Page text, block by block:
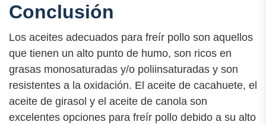
Conclusión
Los aceites adecuados para freír pollo son aquellos
que tienen un alto punto de humo, son ricos en
grasas monosaturadas y/o poliinsaturadas y son
resistentes a la oxidación. El aceite de cacahuete, el
aceite de girasol y el aceite de canola son
excelentes opciones para freír pollo debido a su alto